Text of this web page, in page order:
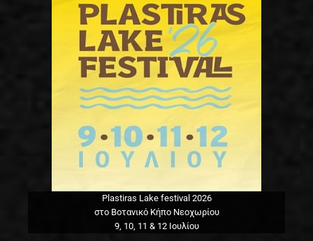
Plastiras Lake festival 2026
στο Βοτανικό Κήπο Νεοχωρίου
9, 10, 11 & 12 Ιουλίου